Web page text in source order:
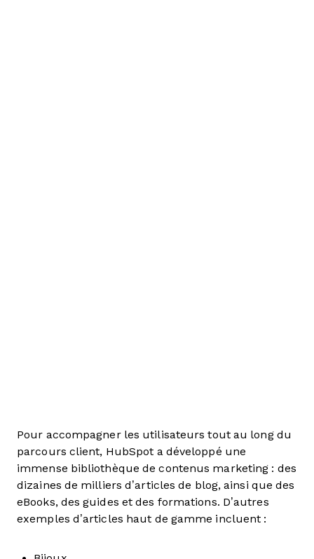
Pour accompagner les utilisateurs tout au long du
parcours client, HubSpot a développé une
immense bibliothèque de contenus marketing : des
dizaines de milliers d’articles de blog, ainsi que des
eBooks, des guides et des formations. D’autres
exemples d’articles haut de gamme incluent :